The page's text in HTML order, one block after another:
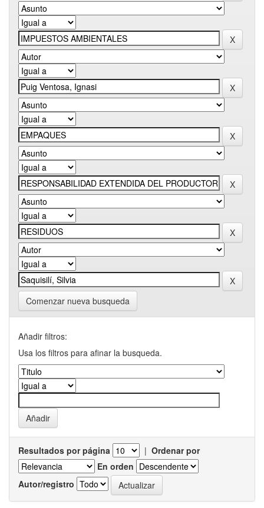
Comenzar nueva busqueda
Añadir filtros:
Usa los filtros para afinar la busqueda.
Resultados por página | Ordenar por
En orden
Autor/registro